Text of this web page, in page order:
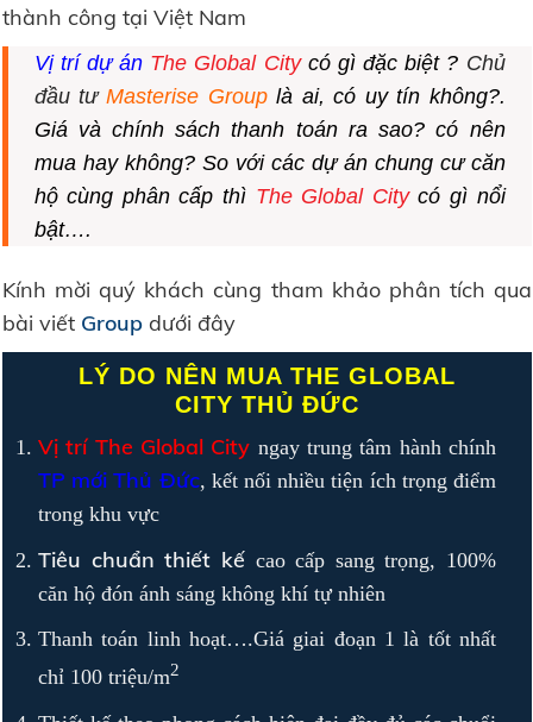
thành công tại Việt Nam
Vị trí dự án The Global City có gì đặc biệt ? Chủ
đầu tư Masterise Grouplà ai, có uy tín không?.
Giá vàchính sách thanh toán ra sao? có nên
mua hay không? So với các dự án chung cư căn
hộ cùng phân cấp thì The Global City có gì nổi
bật….
Kính mời quý khách cùng tham khảo phân tích qua
bài viết Group dưới đây
LÝ DO NÊN MUA THE GLOBAL
CITY THỦ ĐỨC
Vị trí The Global City ngay trung tâm hành chính
TP mới Thủ Đức, kết nối nhiều tiện ích trọng điểm
trong khu vực
Tiêu chuẩn thiết kếcao cấp sang trọng, 100%
căn hộ đón ánh sáng không khí tự nhiên
Thanh toán linh hoạt….Giá giai đoạn 1 là tốt nhất
chỉ 100 triệu/m2